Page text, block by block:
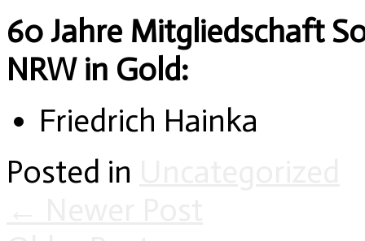
60 Jahre Mitgliedschaft
NRW in Gold:
Friedrich Hainka
Posted in